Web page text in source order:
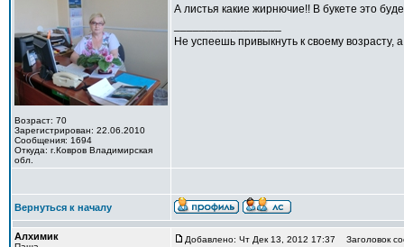
Возраст: 70
Зарегистрирован: 22.06.2010
Сообщения: 1694
Откуда: г.Ковров Владимирская
обл.
А листья какие жирнючие!! В букете это
Не успеешь привыкнуть к своему возрасту,
Вернуться к началу
Алхимик Добавлено: Чт Дек 13, 2012 17:37 Заголовок